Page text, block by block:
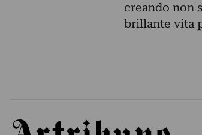
creando non
brillante vita
Artribune